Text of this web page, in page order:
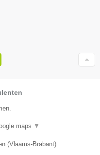
maps ▼
(Vlaams-Brabant)